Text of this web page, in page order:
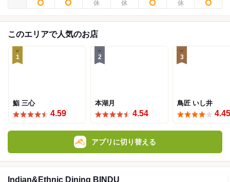
このエリアで人気のお店
1
鮨 三心
4.59
2
本湖月
4.54
3
鳥匠 いし井
4.45
アプリに切り替える
Indian&Ethnic Dining BINDU